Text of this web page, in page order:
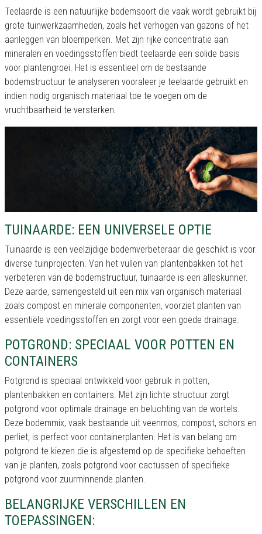
Teelaarde is een natuurlijke bodemsoort die vaak wordt gebruikt bij
grote tuinwerkzaamheden, zoals het verhogen van gazons of het
aanleggen van bloemperken. Met zijn rijke concentratie aan
mineralen en voedingsstoffen biedt teelaarde een solide basis
voor plantengroei. Het is essentieel om de bestaande
bodemstructuur te analyseren vooraleer je teelaarde gebruikt en
indien nodig organisch materiaal toe te voegen om de
vruchtbaarheid te versterken.
TUINAARDE: EEN UNIVERSELE OPTIE
Tuinaarde is een veelzijdige bodemverbeteraar die geschikt is voor
diverse tuinprojecten. Van het vullen van plantenbakken tot het
verbeteren van de bodemstructuur, tuinaarde is een alleskunner.
Deze aarde, samengesteld uit een mix van organisch materiaal
zoals compost en minerale componenten, voorziet planten van
essentiële voedingsstoffen en zorgt voor een goede drainage.
POTGROND: SPECIAAL VOOR POTTEN EN
CONTAINERS
Potgrond is speciaal ontwikkeld voor gebruik in potten,
plantenbakken en containers. Met zijn lichte structuur zorgt
potgrond voor optimale drainage en beluchting van de wortels.
Deze bodemmix, vaak bestaande uit veenmos, compost, schors en
perliet, is perfect voor containerplanten. Het is van belang om
potgrond te kiezen die is afgestemd op de specifieke behoeften
van je planten, zoals potgrond voor cactussen of specifieke
potgrond voor zuurminnende planten.
BELANGRIJKE VERSCHILLEN EN
TOEPASSINGEN: